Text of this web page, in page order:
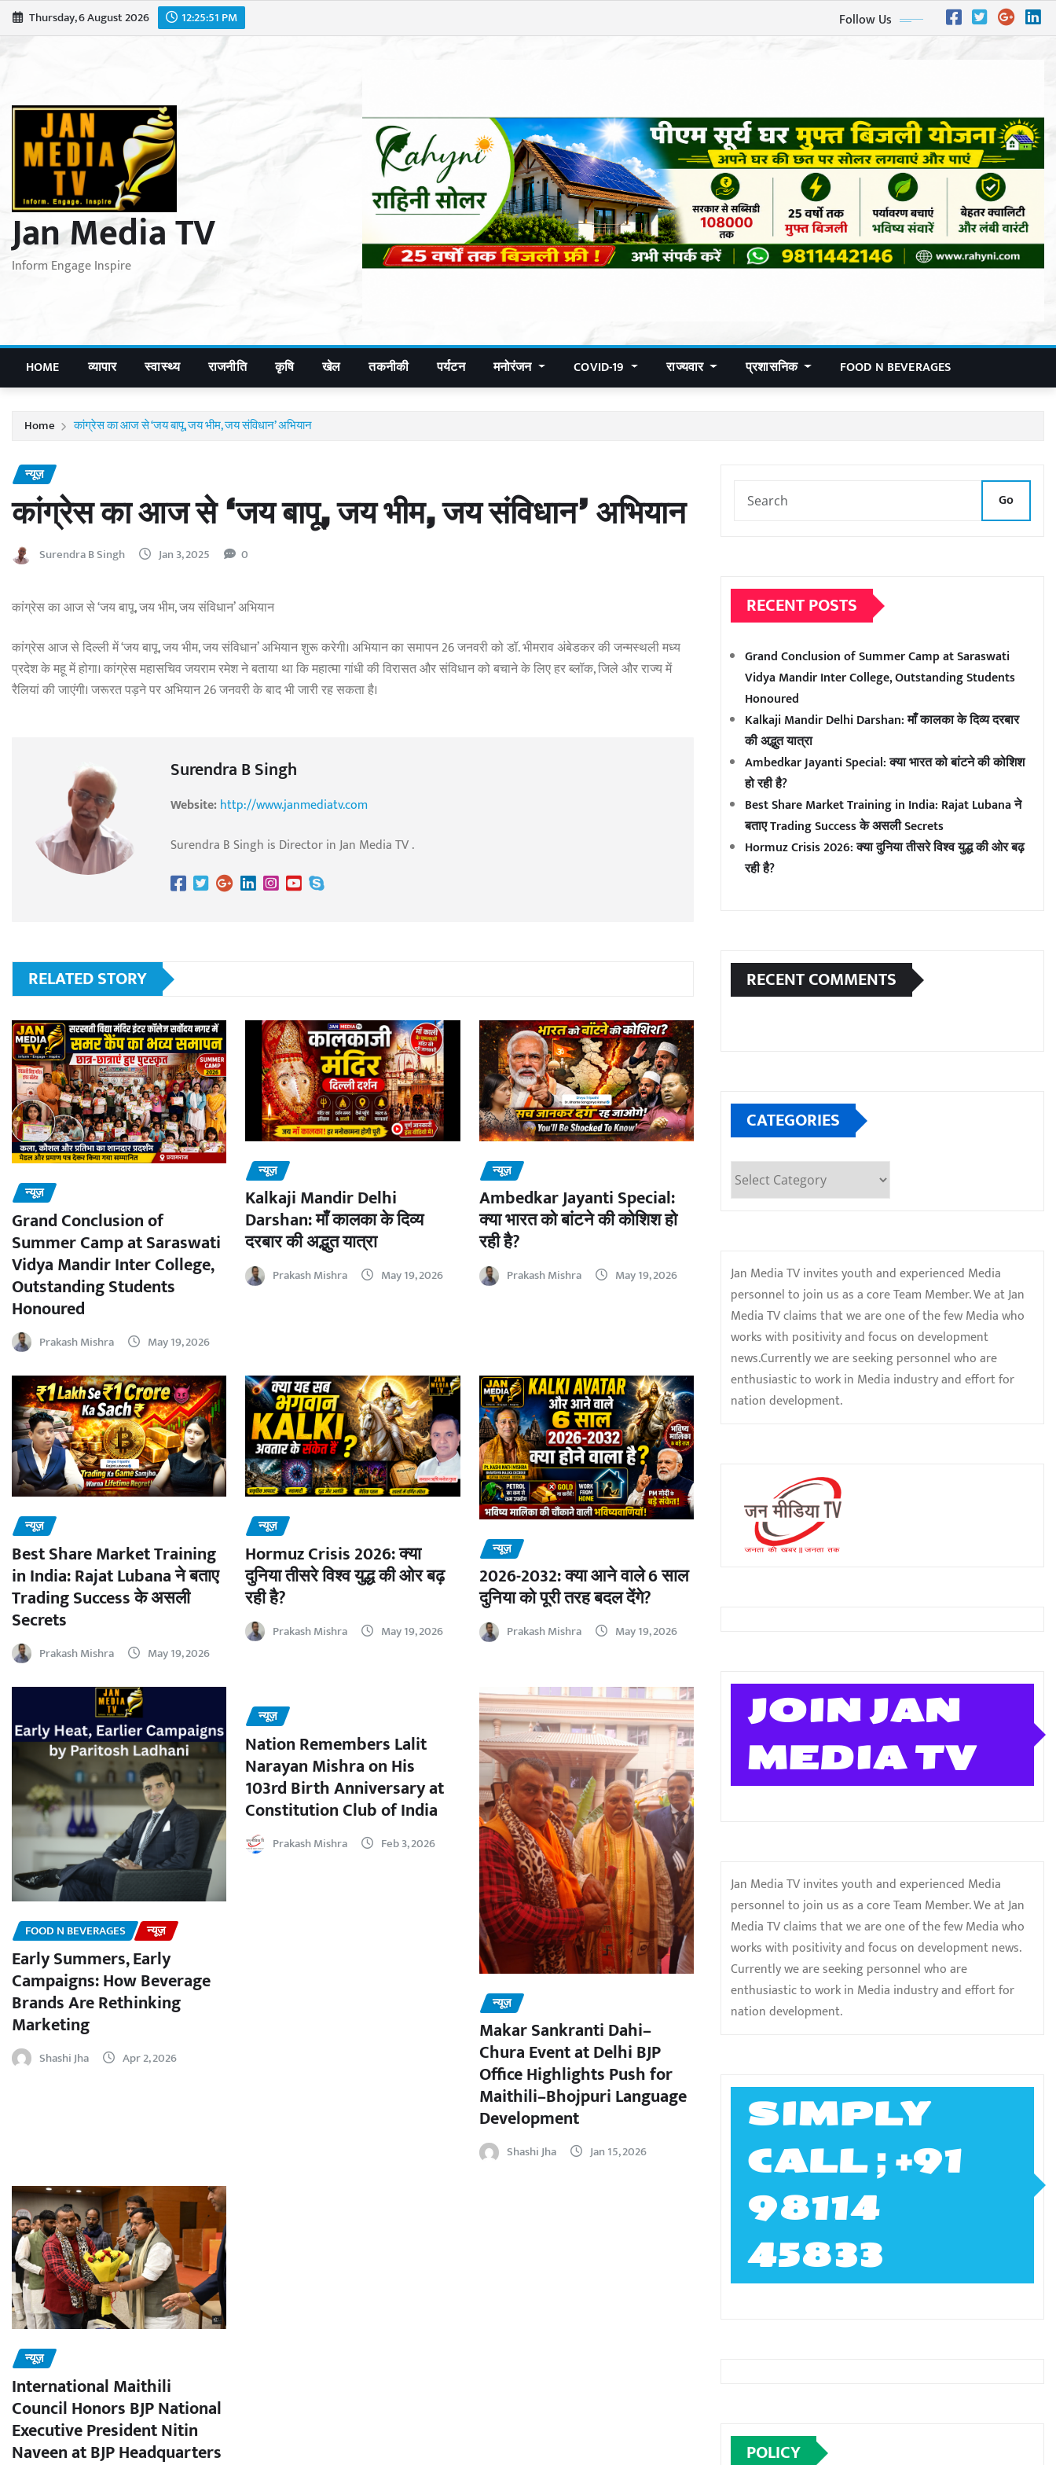
Skip
to
Thursday, 6 August 2026 12:25:53 PM Follow Us
Jan Media TV
Inform Engage Inspire
HOME व्यापार स्वास्थ्य राजनीति कृषि खेल तकनीकी पर्यटन मनोरंजन COVID-19 राज्यवार प्रशासनिक FOOD N BEVERAGES
Home कांग्रेस का आज से ‘जय बापू, जय भीम, जय संविधान’ अभियान
न्यूज़
कांग्रेस का आज से ‘जय बापू, जय भीम, जय संविधान’ अभियान
Surendra B Singh Jan 3, 2025 0
कांग्रेस का आज से ‘जय बापू, जय भीम, जय संविधान’ अभियान
कांग्रेस आज से दिल्ली में ‘जय बापू, जय भीम, जय संविधान’ अभियान शुरू करेगी। अभियान का समापन 26 जनवरी को डॉ. भीमराव अंबेडकर की जन्मस्थली मध्य
प्रदेश के महू में होगा। कांग्रेस महासचिव जयराम रमेश ने बताया था कि महात्मा गांधी की विरासत और संविधान को बचाने के लिए हर ब्लॉक, जिले और राज्य में
रैलियां की जाएंगी। जरूरत पड़ने पर अभियान 26 जनवरी के बाद भी जारी रह सकता है।
Surendra B Singh
Website:http://www.janmediatv.com
Surendra B Singh is Director in Jan Media TV .
RELATED STORY
न्यूज़
Grand Conclusion of
Summer Camp at Saraswati
Vidya Mandir Inter College,
Outstanding Students
Honoured
Prakash Mishra May 19, 2026
न्यूज़
Kalkaji Mandir Delhi
Darshan: माँ कालका के दिव्य
दरबार की अद्भुत यात्रा
Prakash Mishra May 19, 2026
न्यूज़
Ambedkar Jayanti Special:
क्या भारत को बांटने की कोशिश हो
रही है?
Prakash Mishra May 19, 2026
न्यूज़
Best Share Market Training
in India: Rajat Lubana ने बताए
Trading Success के असली
Secrets
Prakash Mishra May 19, 2026
न्यूज़
Hormuz Crisis 2026: क्या
दुनिया तीसरे विश्व युद्ध की ओर बढ़
रही है?
Prakash Mishra May 19, 2026
न्यूज़
2026-2032: क्या आने वाले 6 साल
दुनिया को पूरी तरह बदल देंगे?
Prakash Mishra May 19, 2026
FOOD N BEVERAGES न्यूज़
Early Summers, Early
Campaigns: How Beverage
Brands Are Rethinking
Marketing
Shashi Jha Apr 2, 2026
न्यूज़
Nation Remembers Lalit
Narayan Mishra on His
103rd Birth Anniversary at
Constitution Club of India
Prakash Mishra Feb 3, 2026
न्यूज़
Makar Sankranti Dahi–
Chura Event at Delhi BJP
Office Highlights Push for
Maithili–Bhojpuri Language
Development
Shashi Jha Jan 15, 2026
न्यूज़
International Maithili
Council Honors BJP National
Executive President Nitin
Naveen at BJP Headquarters
Go
RECENT POSTS
Grand Conclusion of Summer Camp at Saraswati
Vidya Mandir Inter College, Outstanding Students
Honoured
Kalkaji Mandir Delhi Darshan: माँ कालका के दिव्य दरबार
की अद्भुत यात्रा
Ambedkar Jayanti Special: क्या भारत को बांटने की कोशिश
हो रही है?
Best Share Market Training in India: Rajat Lubana ने
बताए Trading Success के असली Secrets
Hormuz Crisis 2026: क्या दुनिया तीसरे विश्व युद्ध की ओर बढ़
रही है?
RECENT COMMENTS
CATEGORIES
Categories
Jan Media TV invites youth and experienced Media
personnel to join us as a core Team Member. We at Jan
Media TV claims that we are one of the few Media who
works with positivity and focus on development
news.Currently we are seeking personnel who are
enthusiastic to work in Media industry and effort for
nation development.
JOIN JAN
MEDIA TV
Jan Media TV invites youth and experienced Media
personnel to join us as a core Team Member. We at Jan
Media TV claims that we are one of the few Media who
works with positivity and focus on development news.
Currently we are seeking personnel who are
enthusiastic to work in Media industry and effort for
nation development.
SIMPLY
CALL ; +91
98114
45833
POLICY